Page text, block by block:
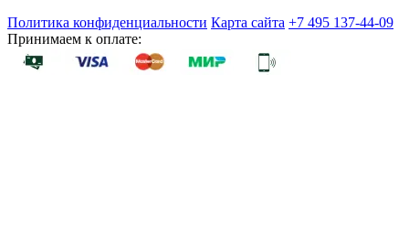
Политика конфиденциальности Карта сайта +7 495 137-44-09
Принимаем к оплате: